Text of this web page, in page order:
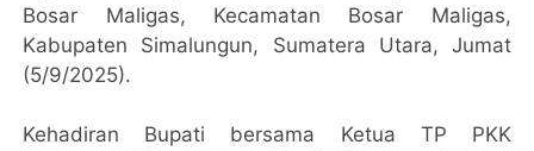
Bosar Maligas, Kecamatan Bosar Maligas,
Kabupaten Simalungun, Sumatera Utara, Jumat
(5/9/2025).
Kehadiran Bupati bersama Ketua TP PKK